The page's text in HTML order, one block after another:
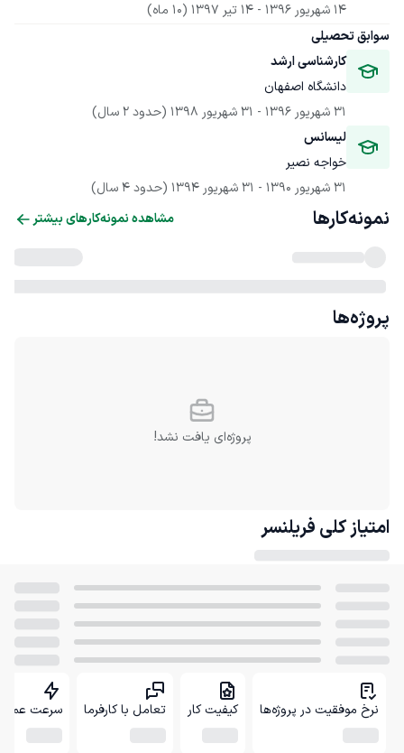
14 شهریور 1396
- 14 تیر 1397
(10 ماه)
سوابق تحصیلی
کارشناسی ارشد
دانشگاه اصفهان
31 شهریور 1396
- 31 شهریور 1398
(حدود 2 سال)
لیسانس
خواجه نصیر
31 شهریور 1390
- 31 شهریور 1394 (حدود 4 سال)
نمونه‌کارها مشاهده نمونه‌کارهای بیشتر
پروژه‌ها
پروژه‌ای یافت نشد!
امتیاز کلی فریلنسر
نرخ موفقیت در پروژه‌ها کیفیت کار تعامل با کارفرما سرعت عمل